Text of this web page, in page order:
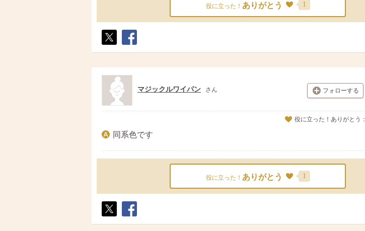
役に立った！ ありがとう 1
ト
ア
フォローする
マジックルワイパン さん
役に立った！ありがとう：
同系色です
役に立った！ ありがとう 1
ト
ア